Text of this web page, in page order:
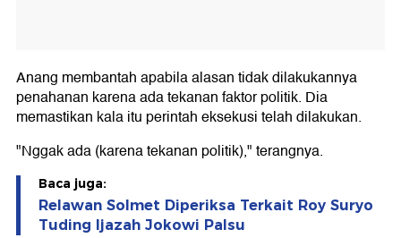
Anang membantah apabila alasan tidak dilakukannya
penahanan karena ada tekanan faktor politik. Dia
memastikan kala itu perintah eksekusi telah dilakukan.
"Nggak ada (karena tekanan politik)," terangnya.
Baca juga:
Relawan Solmet Diperiksa Terkait Roy Suryo
Tuding Ijazah Jokowi Palsu